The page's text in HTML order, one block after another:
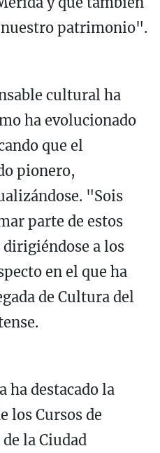
nuestro patrimonio".
cultural ha
ha evolucionado
que el
pionero,
"Sois
parte de estos
a los
en el que ha
de Cultura del
ha destacado la
los Cursos de
la Ciudad